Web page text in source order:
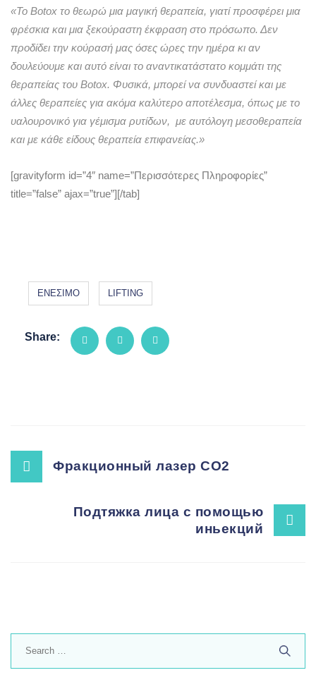
«Το Botox το θεωρώ μια μαγική θεραπεία, γιατί προσφέρει μια
φρέσκια και μια ξεκούραστη έκφραση στο πρόσωπο. Δεν
προδίδει την κούρασή μας όσες ώρες την ημέρα κι αν
δουλεύουμε και αυτό είναι το αναντικατάστατο κομμάτι της
θεραπείας του Botox. Φυσικά, μπορεί να συνδυαστεί και με
άλλες θεραπείες για ακόμα καλύτερο αποτέλεσμα, όπως με το
υαλουρονικό για γέμισμα ρυτίδων, με αυτόλογη μεσοθεραπεία
και με κάθε είδους θεραπεία επιφανείας.»
[gravityform id=”4″ name=”Περισσότερες Πληροφορίες”
title=”false” ajax=”true”][/tab]
ENEΣΙΜΟ LIFTING
Share:
Post
navigation
Фракционный лазер CO2
Подтяжка лица с помощью
иньекций